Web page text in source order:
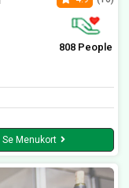
808 People
Se Menukort